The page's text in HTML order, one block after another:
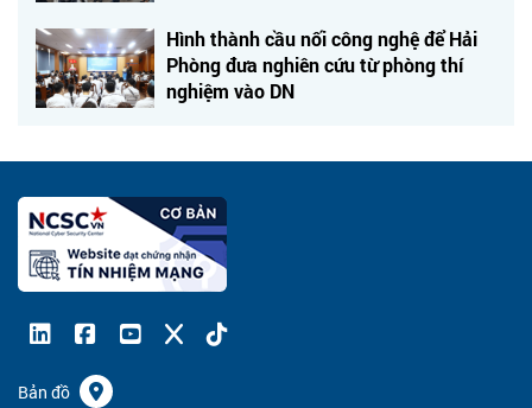
Hình thành cầu nối công nghệ để Hải
Phòng đưa nghiên cứu từ phòng thí
nghiệm vào DN
Bản đồ